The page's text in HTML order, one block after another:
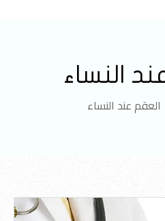
النساء
العقم عند النساء